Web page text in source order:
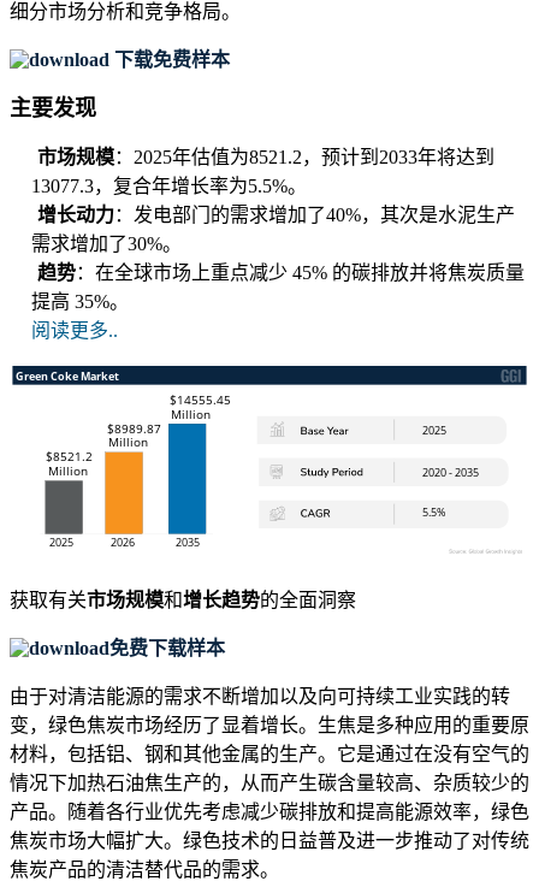
细分市场分析和竞争格局。
下载免费样本
主要发现
市场规模：2025年估值为8521.2，预计到2033年将达到
13077.3，复合年增长率为5.5%。
增长动力：发电部门的需求增加了40%，其次是水泥生产
需求增加了30%。
趋势：在全球市场上重点减少 45% 的碳排放并将焦炭质量
提高 35%。
阅读更多..
获取有关市场规模和增长趋势的全面洞察
免费下载样本
由于对清洁能源的需求不断增加以及向可持续工业实践的转
变，绿色焦炭市场经历了显着增长。生焦是多种应用的重要原
材料，包括铝、钢和其他金属的生产。它是通过在没有空气的
情况下加热石油焦生产的，从而产生碳含量较高、杂质较少的
产品。随着各行业优先考虑减少碳排放和提高能源效率，绿色
焦炭市场大幅扩大。绿色技术的日益普及进一步推动了对传统
焦炭产品的清洁替代品的需求。